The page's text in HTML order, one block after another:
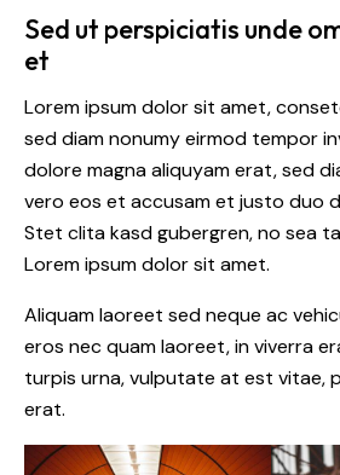
Sed ut perspiciatis unde
et
Lorem ipsum dolor sit amet,
sed diam nonumy eirmod tempor
dolore magna aliquyam erat, sed
vero eos et accusam et justo duo
Stet clita kasd gubergren, no sea
Lorem ipsum dolor sit amet.
Aliquam laoreet sed neque ac
eros nec quam laoreet, in viverra
turpis urna, vulputate at est vitae,
erat.